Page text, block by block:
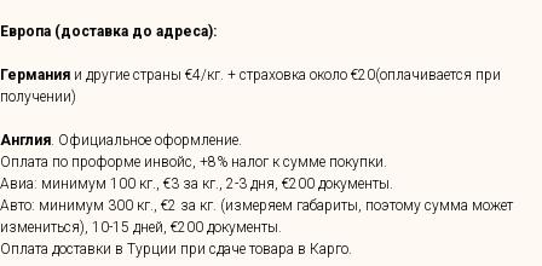
Европа (доставка до адреса):
Германия и другие страны €4/кг. + страховка около €20(оплачивается при
получении)
Англия. Официальное оформление.
Оплата по проформе инвойс, +8% налог к сумме покупки.
Авиа: минимум 100 кг., €3 за кг., 2-3 дня, €200 документы.
Авто: минимум 300 кг., €2 за кг. (измеряем габариты, поэтому сумма может
измениться), 10-15 дней, €200 документы.
Оплата доставки в Турции при сдаче товара в Карго.